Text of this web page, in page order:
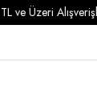
Üzeri